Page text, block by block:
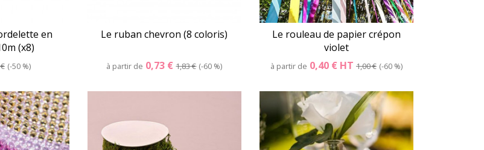
en
(x8)
-50 %
Panier
Le ruban chevron (8 coloris)
à partir de 0,73 €1,83 € -60 %
Le rouleau de papier crépon
violet
à partir de 0,40 € HT 1,00 € -60 %
Détails Panier